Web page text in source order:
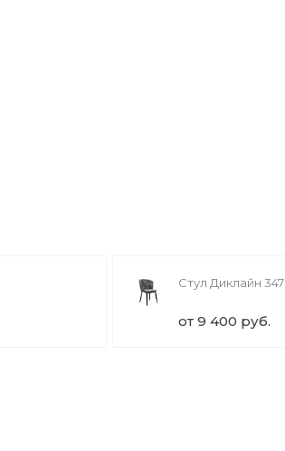
Стул Диклайн 347
от 9 400 руб.